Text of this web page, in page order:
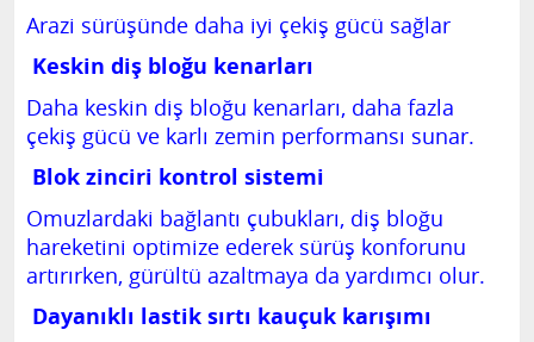
Arazi sürüşünde daha iyi çekiş gücü sağlar
Keskin diş bloğu kenarları
Daha keskin diş bloğu kenarları, daha fazla
çekiş gücü ve karlı zemin performansı sunar.
Blok zinciri kontrol sistemi
Omuzlardaki bağlantı çubukları, diş bloğu
hareketini optimize ederek sürüş konforunu
artırırken, gürültü azaltmaya da yardımcı olur.
Dayanıklı lastik sırtı kauçuk karışımı